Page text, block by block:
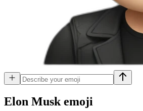
Elon Musk emoji